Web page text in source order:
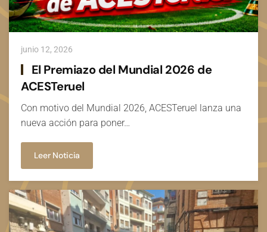
junio 12, 2026
El Premiazo del Mundial 2026 de
ACESTeruel
Con motivo del Mundial 2026, ACESTeruel lanza una
nueva acción para poner…
Leer Noticia